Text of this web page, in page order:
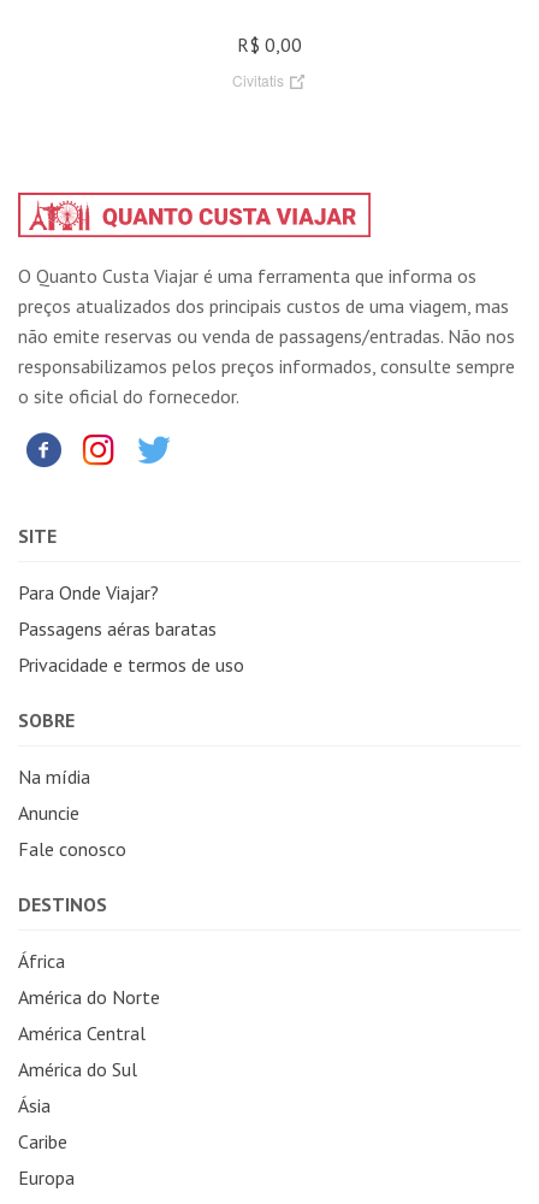
R$ 0,00
Civitatis
O Quanto Custa Viajar é uma ferramenta que informa os
preços atualizados dos principais custos de uma viagem, mas
não emite reservas ou venda de passagens/entradas. Não nos
responsabilizamos pelos preços informados, consulte sempre
o site oficial do fornecedor.
SITE
Para Onde Viajar?
Passagens aéras baratas
Privacidade e termos de uso
SOBRE
Na mídia
Anuncie
Fale conosco
DESTINOS
África
América do Norte
América Central
América do Sul
Ásia
Caribe
Europa